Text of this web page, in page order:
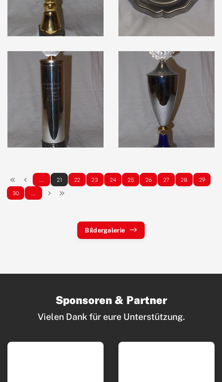
21 22 23 24 25 26 27 28
29
30
Bildergalerie
Sponsoren & Partner
Vielen Dank für eure Unterstützung.